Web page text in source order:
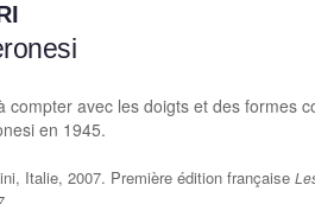
compter avec les doigts et des formes
en 1945.
Italie, 2007. Première édition française